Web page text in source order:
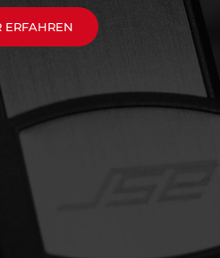
ERFAHREN